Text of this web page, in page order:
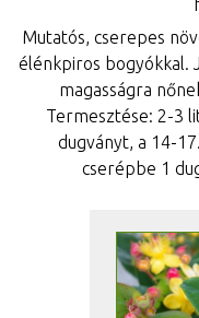
Mutatós, cserepes
élénkpiros bogyókkal.
magasságra
Termesztése: 2-3
dugványt, a 14-
cserépbe 1